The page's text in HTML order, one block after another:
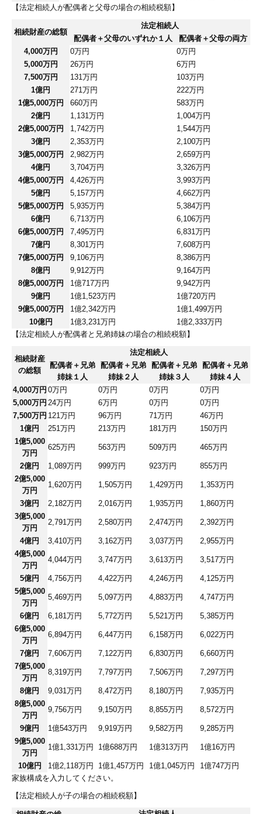
【法定相続人が配偶者と父母の場合の相続税額】
相続財産の総額
法定相続人
配偶者＋父母のいずれか１人
配偶者＋父母の両方
4,000万円
0万円
0万円
5,000万円
26万円
6万円
7,500万円
131万円
103万円
1億円
271万円
222万円
1億5,000万円
660万円
583万円
2億円
1,131万円
1,004万円
2億5,000万円
1,742万円
1,544万円
3億円
2,353万円
2,100万円
3億5,000万円
2,982万円
2,659万円
4億円
3,704万円
3,326万円
4億5,000万円
4,426万円
3,993万円
5億円
5,157万円
4,662万円
5億5,000万円
5,935万円
5,384万円
6億円
6,713万円
6,106万円
6億5,000万円
7,495万円
6,831万円
7億円
8,301万円
7,608万円
7億5,000万円
9,106万円
8,386万円
8億円
9,912万円
9,164万円
8億5,000万円
1億717万円
9,942万円
9億円
1億1,523万円
1億720万円
9億5,000万円
1億2,342万円
1億1,499万円
10億円
1億3,231万円
1億2,333万円
【法定相続人が配偶者と兄弟姉妹の場合の相続税額】
相続財産
の総額
法定相続人
配偶者＋兄弟
姉妹１人
配偶者＋兄弟
姉妹２人
配偶者＋兄弟
姉妹３人
配偶者＋兄弟
姉妹４人
4,000万円 0万円 0万円 0万円
0万円
5,000万円 24万円 6万円 0万円
0万円
7,500万円 121万円 96万円 71万円
46万円
1億円
251万円 213万円 181万円
150万円
1億5,000
万円
625万円 563万円 509万円 465万円
2億円 1,089万円 999万円 923万円
855万円
2億5,000
万円
1,620万円 1,505万円 1,429万円 1,353万円
3億円 2,182万円 2,016万円 1,935万円
1,860万円
3億5,000
万円
2,791万円 2,580万円 2,474万円 2,392万円
4億円 3,410万円 3,162万円 3,037万円
2,955万円
4億5,000
万円
4,044万円 3,747万円 3,613万円 3,517万円
5億円 4,756万円 4,422万円 4,246万円
4,125万円
5億5,000
万円
5,469万円 5,097万円 4,883万円 4,747万円
6億円 6,181万円 5,772万円 5,521万円
5,385万円
6億5,000
万円
6,894万円 6,447万円 6,158万円 6,022万円
7億円 7,606万円 7,122万円 6,830万円
6,660万円
7億5,000
万円
8,319万円 7,797万円 7,506万円 7,297万円
8億円 9,031万円 8,472万円 8,180万円
7,935万円
8億5,000
万円
9,756万円 9,150万円 8,855万円 8,572万円
9億円 1億543万円 9,919万円 9,582万円
9,285万円
9億5,000
万円
1億1,331万円 1億688万円 1億313万円 1億16万円
10億円 1億2,118万円 1億1,457万円 1億1,045万円
1億747万円
家族構成を入力してください。
【法定相続人が子の場合の相続税額】